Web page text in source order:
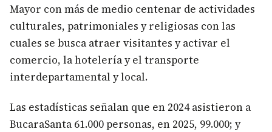
Mayor con más de medio centenar de actividades
culturales, patrimoniales y religiosas con las
cuales se busca atraer visitantes y activar el
comercio, la hotelería y el transporte
interdepartamental y local.
Las estadísticas señalan que en 2024 asistieron a
BucaraSanta 61.000 personas, en 2025, 99.000; y